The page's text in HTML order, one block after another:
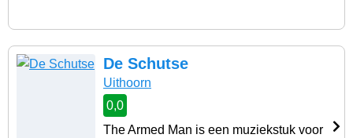
De Schutse
Uithoorn
0,0
The Armed Man is een muziekstuk voor